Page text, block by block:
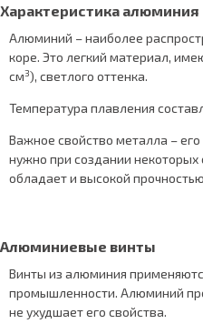
Характеристика алюминия
Алюминий – наиболее
коре. Это легкий материал,
см3), светлого оттенка.
Температура плавления
Важное свойство металла –
нужно при создании
обладает и высокой
Алюминиевые винты
Винты из алюминия
промышленности. Алюминий
не ухудшает его свойства.